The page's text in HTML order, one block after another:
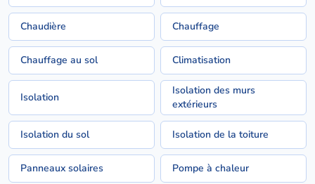
Chaudière Chauffage
Chauffage au sol Climatisation
Isolation
Isolation des murs
extérieurs
Isolation du sol Isolation de la toiture
Panneaux solaires Pompe à chaleur